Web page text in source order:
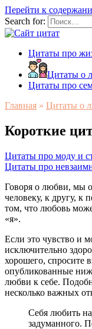
Перейти к
Search for:
Цитаты про
Цитаты о
Цитаты про
Главная » Цитаты о
Короткие
Цитаты про моду и
Цитаты про
Говоря о любви, мы
человеку, к другу, к
том, что любовь
«я».
Если это чувство и
исключительно
хорошего, спросите
опубликованные
любви к себе.
несколько важных
Себя любить
задуманного.